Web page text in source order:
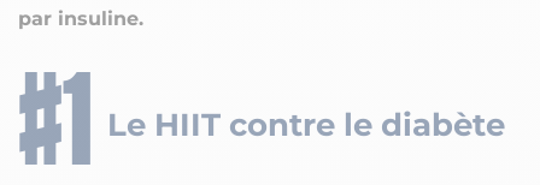
par insuline.
Le HIIT contre le diabète